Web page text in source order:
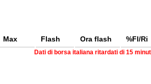
Max Flash Ora flash %Fl/Ri
Dati di borsa italiana ritardati di 15